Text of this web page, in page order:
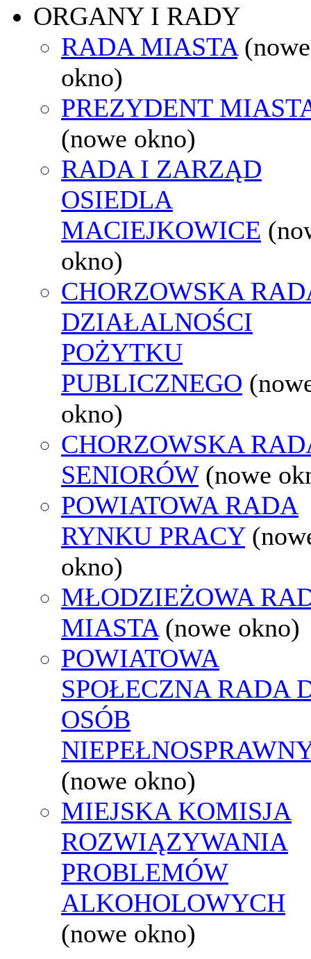
ORGANY I RADY
RADA MIASTA (nowe
okno)
PREZYDENT
(nowe okno)
RADA I ZARZĄD
OSIEDLA
MACIEJKOWICE
okno)
CHORZOWSKA
DZIAŁALNOŚCI
POŻYTKU
PUBLICZNEGO
okno)
CHORZOWSKA
SENIORÓW (nowe
POWIATOWA RADA
RYNKU PRACY
okno)
MŁODZIEŻOWA
MIASTA (nowe okno)
POWIATOWA
SPOŁECZNA RADA
OSÓB
(nowe okno)
MIEJSKA KOMISJA
ROZWIĄZYWANIA
PROBLEMÓW
ALKOHOLOWYCH
(nowe okno)